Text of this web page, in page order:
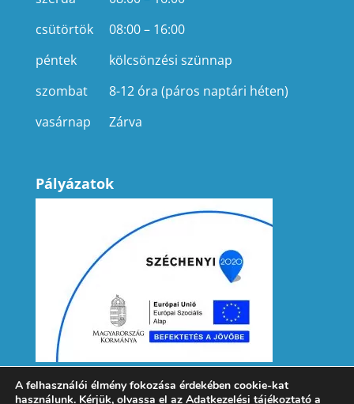
csütörtök
08:00 – 16:00
péntek
kölcsönzési szünnap
szombat
8-12 óra (páros naptári héten)
vasárnap
Zárva
Pályázatok
A felhasználói élmény fokozása érdekében cookie-kat
használunk. Kérjük, olvassa el az Adatkezelési tájékoztató a